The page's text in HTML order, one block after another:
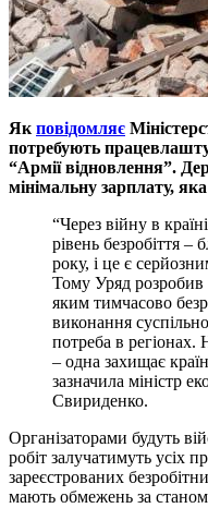
Як повiдомляє
потребують
“Армiї вiдновлення”.
мiнiмальну зарплату,
“Через вiйну в
рiвень безробiття –
року, i це є
Тому Уряд розробив
яким тимчасово
виконання
потреба в регiонах.
– одна захищає
зазначила мiнiстр
Свириденко.
Органiзаторами будуть
робiт залучатимуть усiх
зареєстрованих
мають обмежень за станом